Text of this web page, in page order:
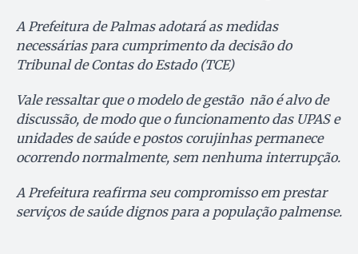
A Prefeitura de Palmas adotará as medidas
necessárias para cumprimento da decisão do
Tribunal de Contas do Estado (TCE)
Vale ressaltar que o modelo de gestão não é alvo de
discussão, de modo que o funcionamento das UPAS e
unidades de saúde e postos corujinhas permanece
ocorrendo normalmente, sem nenhuma interrupção.
A Prefeitura reafirma seu compromisso em prestar
serviços de saúde dignos para a população palmense.